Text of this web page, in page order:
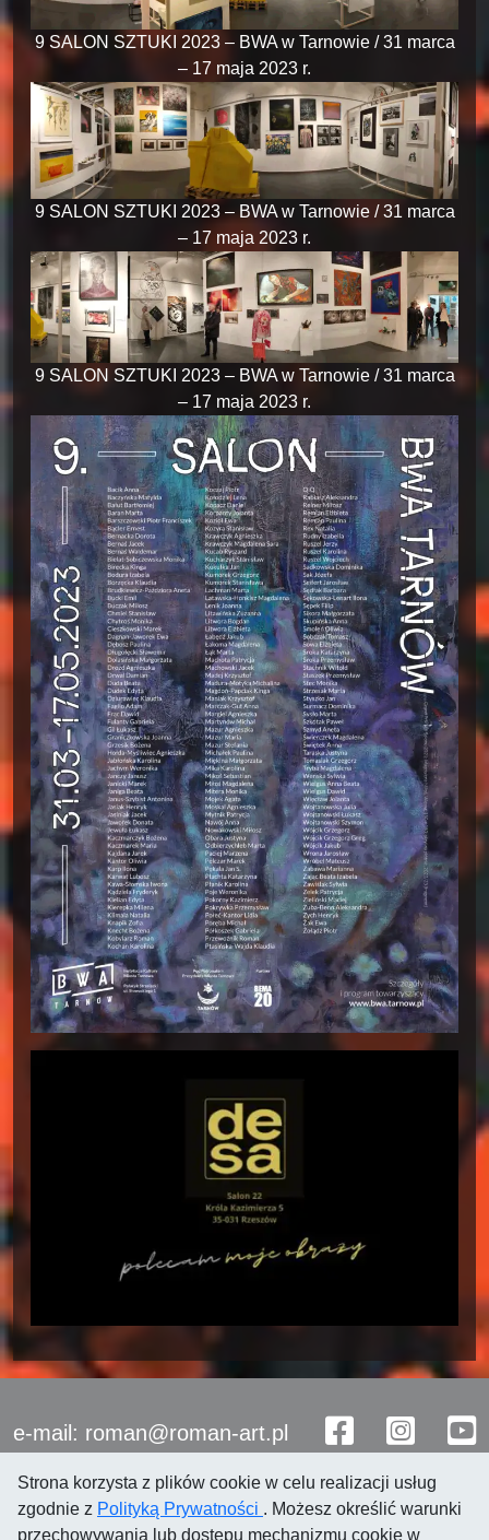
9 SALON SZTUKI 2023 – BWA w Tarnowie / 31 marca
– 17 maja 2023 r.
9 SALON SZTUKI 2023 – BWA w Tarnowie / 31 marca
– 17 maja 2023 r.
9 SALON SZTUKI 2023 – BWA w Tarnowie / 31 marca
– 17 maja 2023 r.
e-mail: roman@roman-art.pl
Strona korzysta z plików cookie w celu realizacji usług
zgodnie z Polityką Prywatności . Możesz określić warunki
przechowywania lub dostępu mechanizmu cookie w